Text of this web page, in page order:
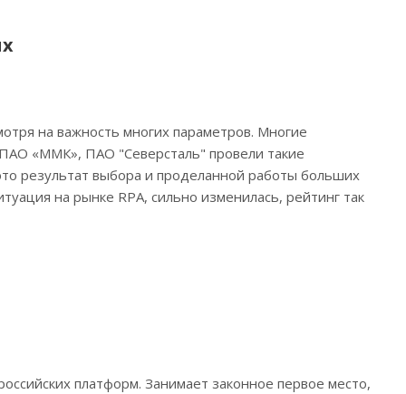
на важность многих параметров. Многие
«ММК», ПАО "Северсталь" провели такие
результат выбора и проделанной работы больших
на рынке RPA, сильно изменилась, рейтинг так
платформ. Занимает законное первое место,